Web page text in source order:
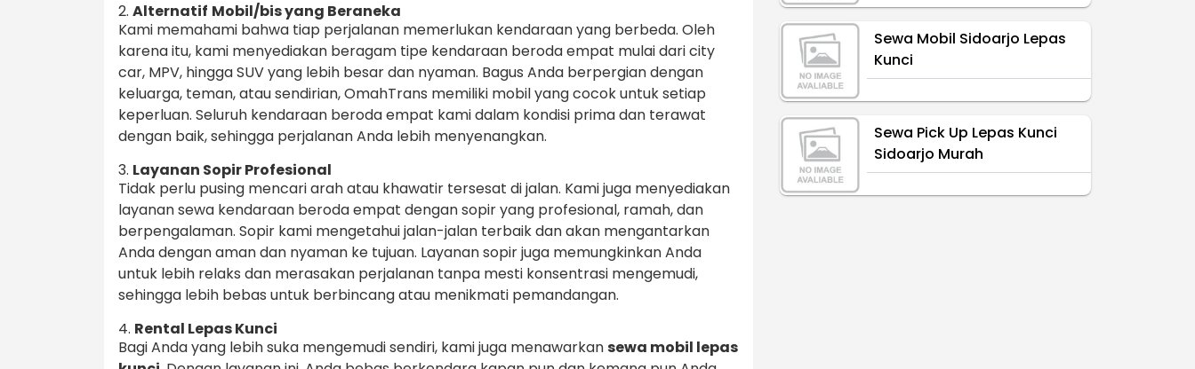
2. Alternatif Mobil/bis yang Beraneka
Kami memahami bahwa tiap perjalanan memerlukan kendaraan yang berbeda. Oleh
karena itu, kami menyediakan beragam tipe kendaraan beroda empat mulai dari city
car, MPV, hingga SUV yang lebih besar dan nyaman. Bagus Anda berpergian dengan
keluarga, teman, atau sendirian, OmahTrans memiliki mobil yang cocok untuk setiap
keperluan. Seluruh kendaraan beroda empat kami dalam kondisi prima dan terawat
dengan baik, sehingga perjalanan Anda lebih menyenangkan.
3. Layanan Sopir Profesional
Tidak perlu pusing mencari arah atau khawatir tersesat di jalan. Kami juga menyediakan
layanan sewa kendaraan beroda empat dengan sopir yang profesional, ramah, dan
berpengalaman. Sopir kami mengetahui jalan-jalan terbaik dan akan mengantarkan
Anda dengan aman dan nyaman ke tujuan. Layanan sopir juga memungkinkan Anda
untuk lebih relaks dan merasakan perjalanan tanpa mesti konsentrasi mengemudi,
sehingga lebih bebas untuk berbincang atau menikmati pemandangan.
4. Rental Lepas Kunci
Bagi Anda yang lebih suka mengemudi sendiri, kami juga menawarkansewa mobil lepas
Sewa Mobil Sidoarjo Lepas
Kunci
Sewa Pick Up Lepas Kunci
Sidoarjo Murah